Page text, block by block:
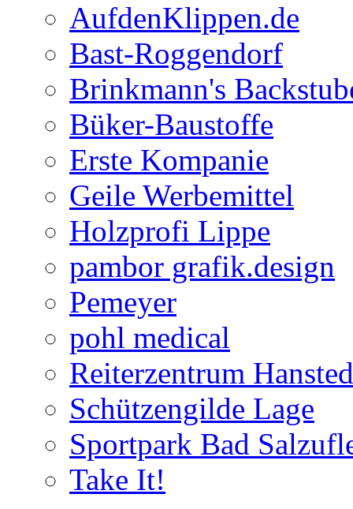
AufdenKlippen.de
Bast-Roggendorf
Brinkmann's
Büker-Baustoffe
Erste Kompanie
Geile Werbemittel
Holzprofi Lippe
pambor grafik.design
Pemeyer
pohl medical
Reiterzentrum
Schützengilde Lage
Sportpark Bad
Take It!